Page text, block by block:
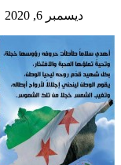
ديسمبر 6, 2020